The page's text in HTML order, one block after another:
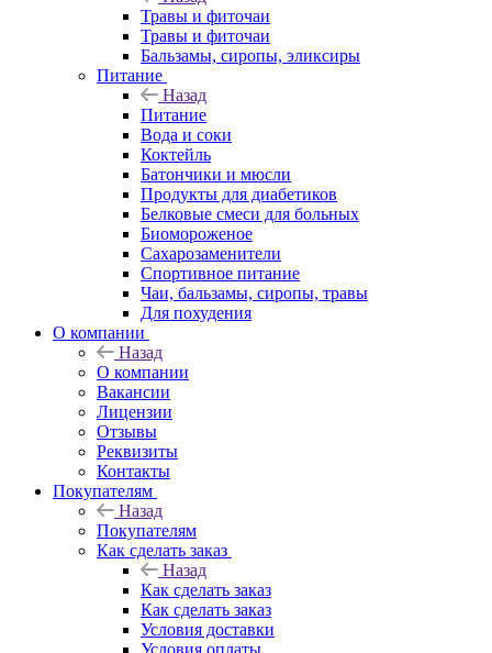
Травы и фиточаи
Травы и фиточаи
Бальзамы, сиропы, эликсиры
Питание
Назад
Питание
Вода и соки
Коктейль
Батончики и мюсли
Продукты для диабетиков
Белковые смеси для больных
Биомороженое
Сахарозаменители
Спортивное питание
Чаи, бальзамы, сиропы, травы
Для похудения
О компании
Назад
О компании
Вакансии
Лицензии
Отзывы
Реквизиты
Контакты
Покупателям
Назад
Покупателям
Как сделать заказ
Назад
Как сделать заказ
Как сделать заказ
Условия доставки
Условия оплаты